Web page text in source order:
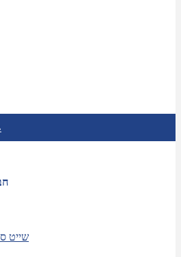
שייט